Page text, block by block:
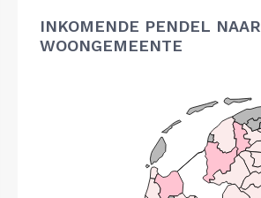
INKOMENDE PENDEL NAAR
WOONGEMEENTE